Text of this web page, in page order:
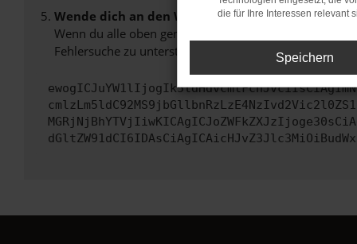
Wende dich an den Webseitenbetreiber.
Wenn du alle oben genannten Schritte versucht hast,
Fehlersuche zu unterstützen:
die für Ihre Interessen relevant
Speichern